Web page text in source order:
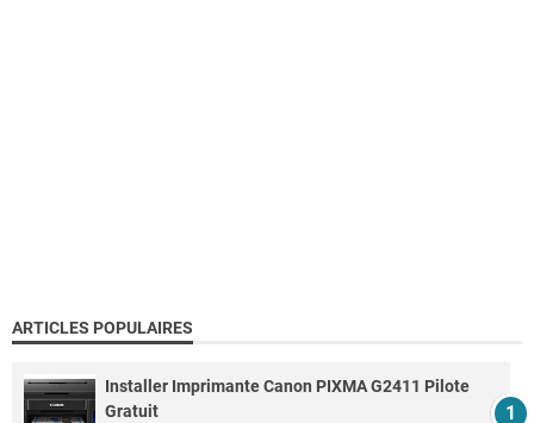
ARTICLES POPULAIRES
Installer Imprimante Canon PIXMA G2411 Pilote
Gratuit